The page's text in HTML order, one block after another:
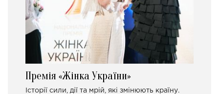
Премія «Жінка України»
Історії сили, дії та мрій, які змінюють країну.